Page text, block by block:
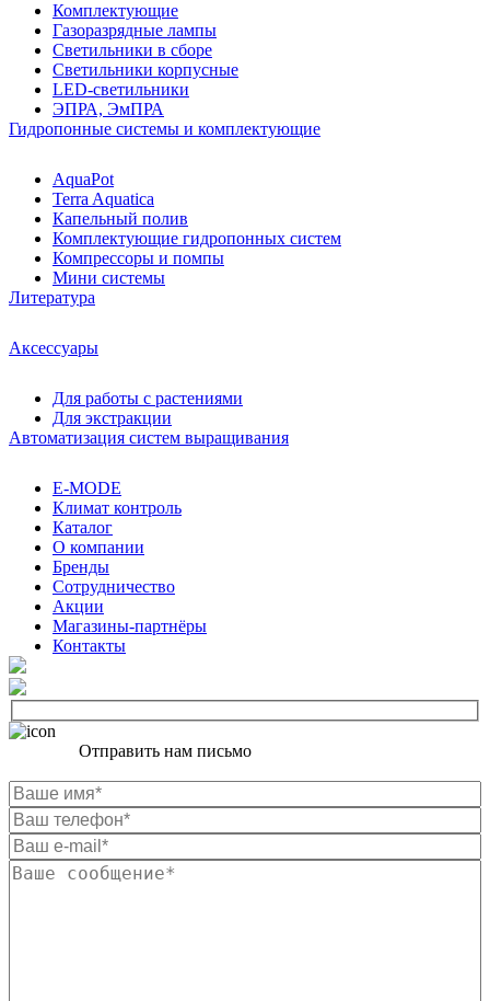
Комплектующие
Газоразрядные лампы
Светильники в сборе
Светильники корпусные
LED-светильники
ЭПРА, ЭмПРА
Гидропонные системы и комплектующие
AquaPot
Terra Aquatica
Капельный полив
Комплектующие гидропонных систем
Компрессоры и помпы
Мини системы
Литература
Аксессуары
Для работы с растениями
Для экстракции
Автоматизация систем выращивания
E-MODE
Климат контроль
Каталог
О компании
Бренды
Сотрудничество
Акции
Магазины-партнёры
Контакты
Отправить нам письмо